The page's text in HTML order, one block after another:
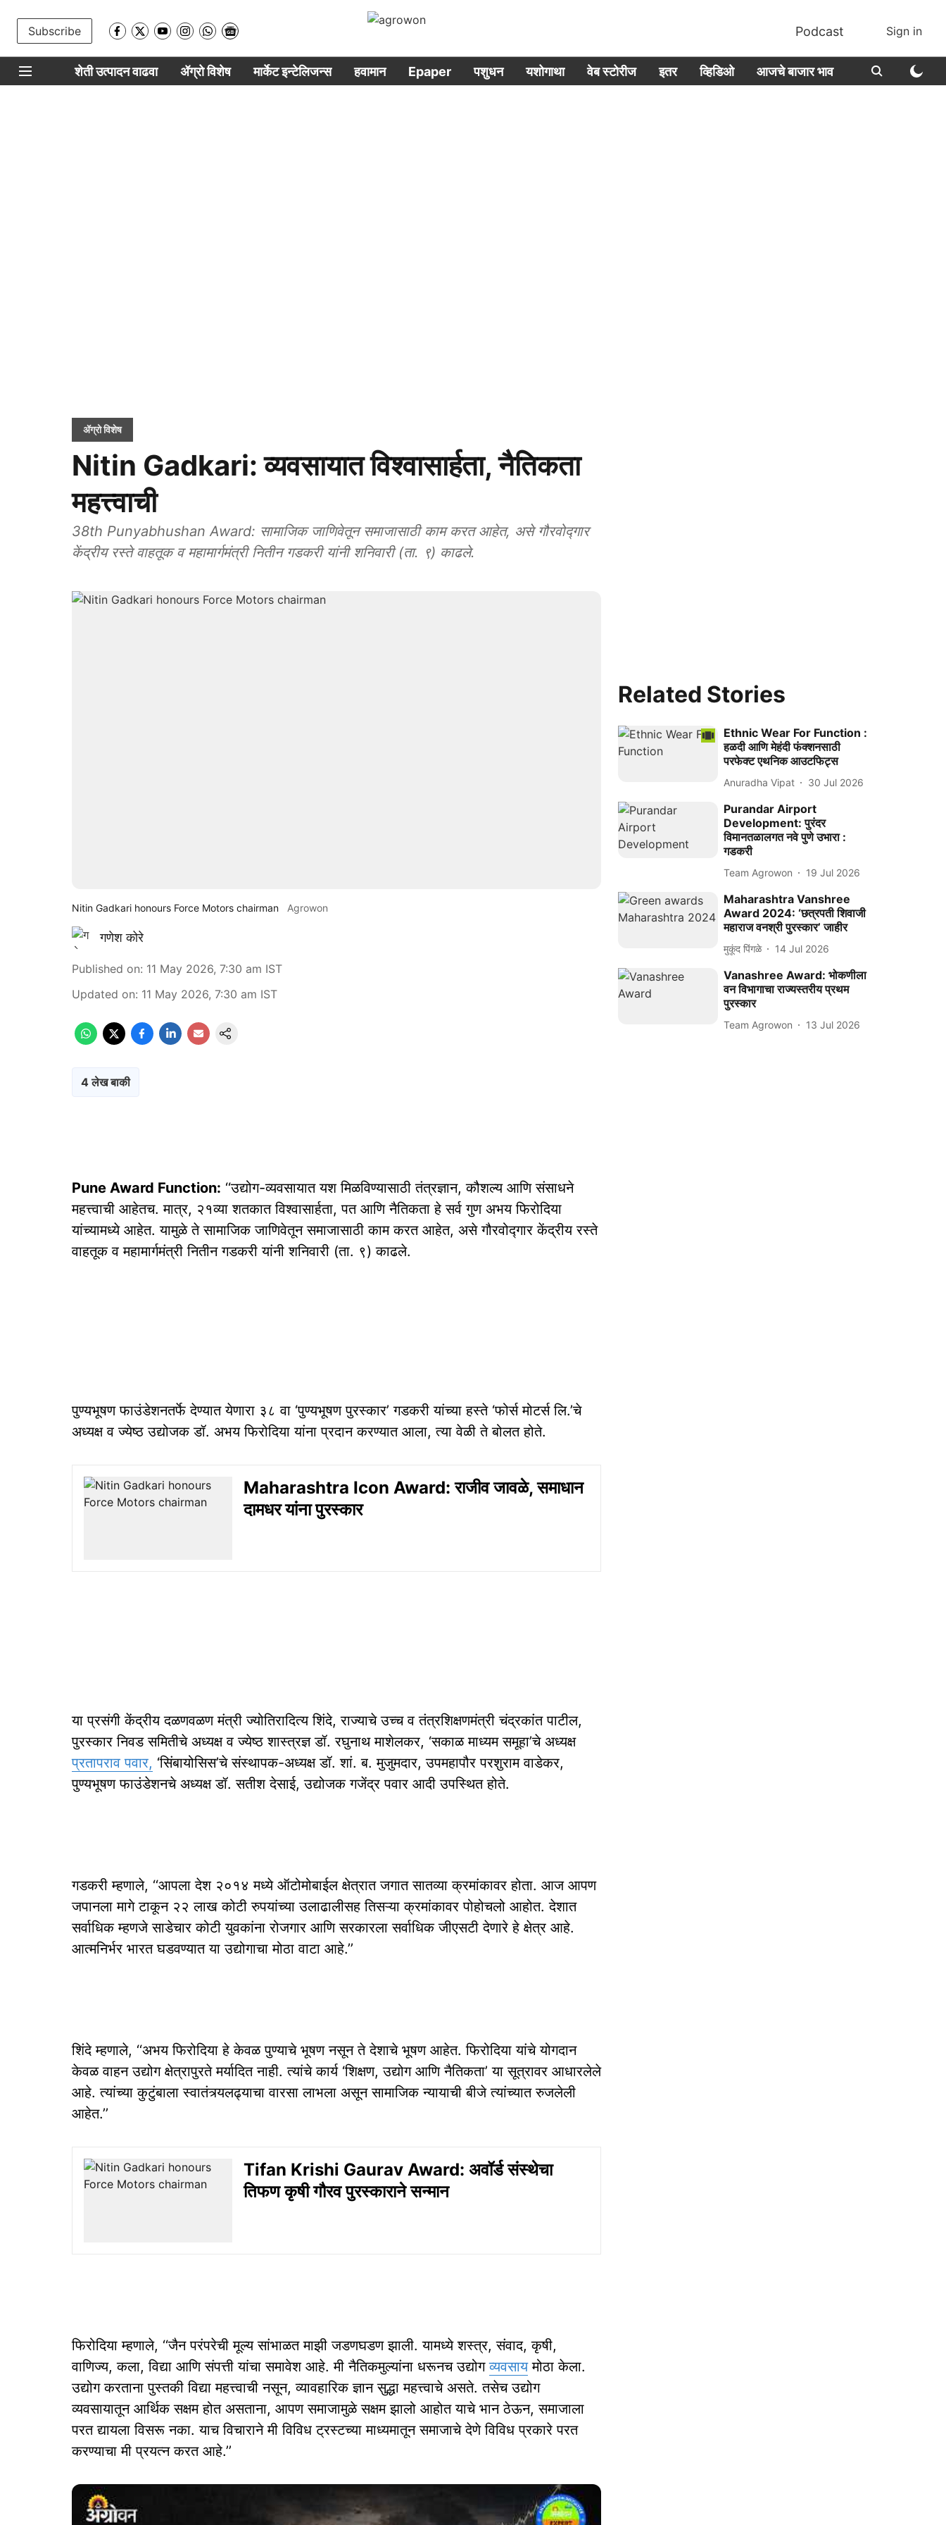
Subscribe Podcast Sign in
शेती उत्पादन वाढवा ॲग्रो विशेष मार्केट इन्टेलिजन्स हवामान Epaper पशुधन यशोगाथा वेब स्टोरीज इतर व्हिडिओ आजचे बाजार भाव
ॲग्रो विशेष
Nitin Gadkari: व्यवसायात विश्‍वासार्हता, नैतिकता
महत्त्वाची
38th Punyabhushan Award: सामाजिक जाणिवेतून समाजासाठी काम करत आहेत, असे गौरवोद्गार
केंद्रीय रस्ते वाहतूक व महामार्गमंत्री नितीन गडकरी यांनी शनिवारी (ता. ९) काढले.
Nitin Gadkari honours Force Motors chairman Agrowon
गणेश कोरे
Published on: 11 May 2026, 7:30 am IST
Updated on: 11 May 2026, 7:30 am IST
4 लेख बाकी
Pune Award Function: ‘‘उद्योग-व्यवसायात यश मिळविण्यासाठी तंत्रज्ञान, कौशल्य आणि संसाधने
महत्त्वाची आहेतच. मात्र, २१व्या शतकात विश्‍वासार्हता, पत आणि नैतिकता हे सर्व गुण अभय फिरोदिया
यांच्यामध्ये आहेत. यामुळे ते सामाजिक जाणिवेतून समाजासाठी काम करत आहेत, असे गौरवोद्गार केंद्रीय रस्ते
वाहतूक व महामार्गमंत्री नितीन गडकरी यांनी शनिवारी (ता. ९) काढले.
पुण्यभूषण फाउंडेशनतर्फे देण्यात येणारा ३८ वा ‘पुण्यभूषण पुरस्कार’ गडकरी यांच्या हस्ते ‘फोर्स मोटर्स लि.’चे
अध्यक्ष व ज्येष्ठ उद्योजक डॉ. अभय फिरोदिया यांना प्रदान करण्यात आला, त्या वेळी ते बोलत होते.
Maharashtra Icon Award: राजीव जावळे, समाधान
दामधर यांना पुरस्कार
या प्रसंगी केंद्रीय दळणवळण मंत्री ज्योतिरादित्य शिंदे, राज्याचे उच्च व तंत्रशिक्षणमंत्री चंद्रकांत पाटील,
पुरस्कार निवड समितीचे अध्यक्ष व ज्येष्ठ शास्त्रज्ञ डॉ. रघुनाथ माशेलकर, ‘सकाळ माध्यम समूहा’चे अध्यक्ष
प्रतापराव पवार, ‘सिंबायोसिस’चे संस्थापक-अध्यक्ष डॉ. शां. ब. मुजुमदार, उपमहापौर परशुराम वाडेकर,
पुण्यभूषण फाउंडेशनचे अध्यक्ष डॉ. सतीश देसाई, उद्योजक गजेंद्र पवार आदी उपस्थित होते.
गडकरी म्हणाले, ‘‘आपला देश २०१४ मध्ये ऑटोमोबाईल क्षेत्रात जगात सातव्या क्रमांकावर होता. आज आपण
जपानला मागे टाकून २२ लाख कोटी रुपयांच्या उलाढालीसह तिसऱ्या क्रमांकावर पोहोचलो आहोत. देशात
सर्वाधिक म्हणजे साडेचार कोटी युवकांना रोजगार आणि सरकारला सर्वाधिक जीएसटी देणारे हे क्षेत्र आहे.
आत्मनिर्भर भारत घडवण्यात या उद्योगाचा मोठा वाटा आहे.’’
शिंदे म्हणाले, ‘‘अभय फिरोदिया हे केवळ पुण्याचे भूषण नसून ते देशाचे भूषण आहेत. फिरोदिया यांचे योगदान
केवळ वाहन उद्योग क्षेत्रापुरते मर्यादित नाही. त्यांचे कार्य ‘शिक्षण, उद्योग आणि नैतिकता’ या सूत्रावर आधारलेले
आहे. त्यांच्या कुटुंबाला स्वातंत्र्यलढ्याचा वारसा लाभला असून सामाजिक न्यायाची बीजे त्यांच्यात रुजलेली
आहेत.’’
Tifan Krishi Gaurav Award: अवॉर्ड संस्थेचा
तिफण कृषी गौरव पुरस्काराने सन्मान
फिरोदिया म्हणाले, ‘‘जैन परंपरेची मूल्य सांभाळत माझी जडणघडण झाली. यामध्ये शस्‍त्र, संवाद, कृषी,
वाणिज्य, कला, विद्या आणि संपत्ती यांचा समावेश आहे. मी नैतिकमुल्यांना धरूनच उद्योगव्यवसायमोठा केला.
उद्योग करताना पुस्तकी विद्या महत्त्वाची नसून, व्यावहारिक ज्ञान सुद्धा महत्त्वाचे असते. तसेच उद्योग
व्यवसायातून आर्थिक सक्षम होत असताना, आपण समाजामुळे सक्षम झालो आहोत याचे भान ठेऊन, समाजाला
परत द्यायला विसरू नका. याच विचाराने मी विविध ट्रस्टच्या माध्यमातून समाजाचे देणे विविध प्रकारे परत
करण्याचा मी प्रयत्न करत आहे.’’
Related Stories
Ethnic Wear For Function :
हळदी आणि मेहंदी फंक्शनसाठी
परफेक्ट एथनिक आउटफिट्स
Anuradha Vipat 30 Jul 2026
Purandar Airport
Development: पुरंदर
विमानतळालगत नवे पुणे उभारा :
गडकरी
Team Agrowon 19 Jul 2026
Maharashtra Vanshree
Award 2024: ‘छत्रपती शिवाजी
महाराज वनश्री पुरस्कार’ जाहीर
मुकूंद पिंगळे 14 Jul 2026
Vanashree Award: भोकणीला
वन विभागाचा राज्यस्तरीय प्रथम
पुरस्कार
Team Agrowon 13 Jul 2026